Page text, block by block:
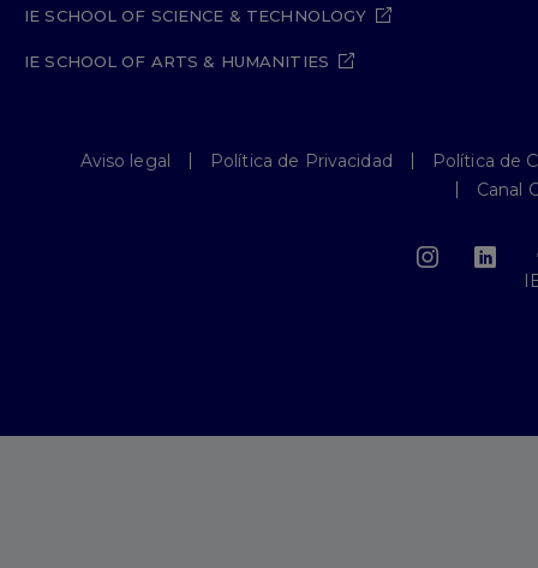
IE SCHOOL OF SCIENCE & TECHNOLOGY
IE SCHOOL OF ARTS & HUMANITIES
Aviso legal Política de Privacidad
Política de
Canal